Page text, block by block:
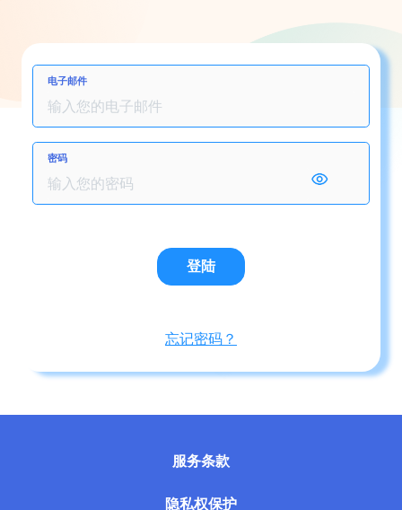
电子邮件
密码
登陆
忘记密码？
服务条款
隐私权保护